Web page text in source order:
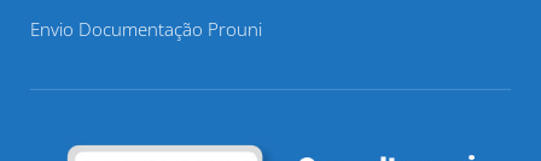
Envio Documentação Prouni